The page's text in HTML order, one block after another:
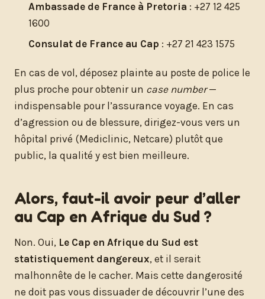
Ambassade de France à Pretoria : +27 12 425
1600
Consulat de France au Cap : +27 21 423 1575
En cas de vol, déposez plainte au poste de police le
plus proche pour obtenir un case number—
indispensable pour l’assurance voyage. En cas
d’agression ou de blessure, dirigez-vous vers un
hôpital privé (Mediclinic, Netcare) plutôt que
public, la qualité y est bien meilleure.
Alors, faut-il avoir peur d’aller
au Cap en Afrique du Sud ?
Non. Oui, Le Cap en Afrique du Sud est
statistiquement dangereux, et il serait
malhonnête de le cacher. Mais cette dangerosité
ne doit pas vous dissuader de découvrir l’une des